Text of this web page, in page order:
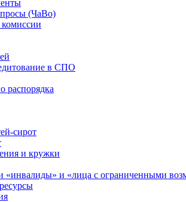
(ЧаВо)
в СПО
распорядка
сирот
и кружки
«инвалиды» и «лица с ограниченными